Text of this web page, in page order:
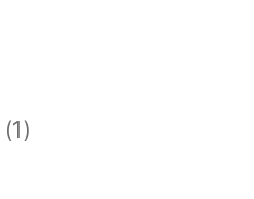
(1)